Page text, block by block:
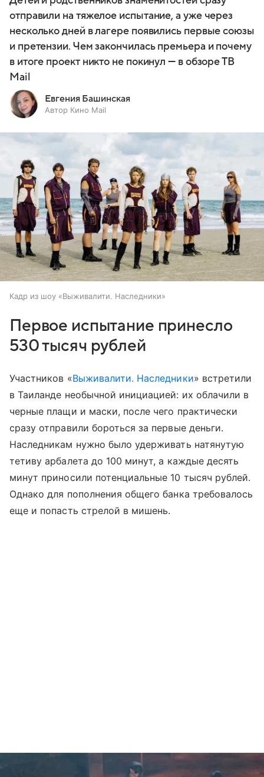
отправили на тяжелое испытание, а уже через
несколько дней в лагере появились первые союзы
и претензии. Чем закончилась премьера и почему
в итоге проект никто не покинул — в обзоре ТВ
Mail
Евгения Башинская
Автор Кино Mail
Кадр из шоу «Выживалити. Наследники»
Первое испытание принесло
530 тысяч рублей
Участников «Выживалити. Наследники» встретили
в Таиланде необычной инициацией: их облачили в
черные плащи и маски, после чего практически
сразу отправили бороться за первые деньги.
Наследникам нужно было удерживать натянутую
тетиву арбалета до 100 минут, а каждые десять
минут приносили потенциальные 10 тысяч рублей.
Однако для пополнения общего банка требовалось
еще и попасть стрелой в мишень.